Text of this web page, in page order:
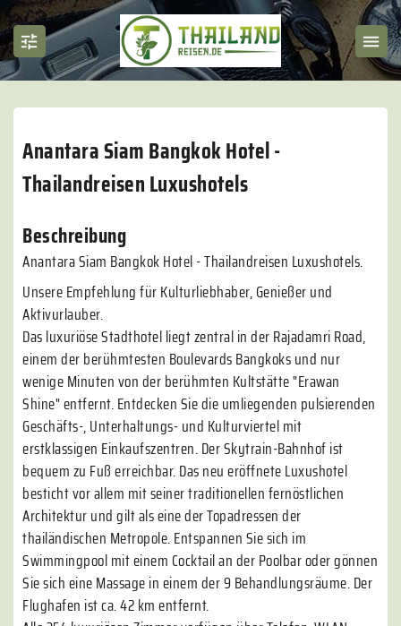
Anantara Siam Bangkok Hotel -
Thailandreisen Luxushotels
Beschreibung
Anantara Siam Bangkok Hotel - Thailandreisen Luxushotels.
Unsere Empfehlung für Kulturliebhaber, Genießer und
Aktivurlauber.
Das luxuriöse Stadthotel liegt zentral in der Rajadamri Road,
einem der berühmtesten Boulevards Bangkoks und nur
wenige Minuten von der berühmten Kultstätte "Erawan
Shine" entfernt. Entdecken Sie die umliegenden pulsierenden
Geschäfts-, Unterhaltungs- und Kulturviertel mit
erstklassigen Einkaufszentren. Der Skytrain-Bahnhof ist
bequem zu Fuß erreichbar. Das neu eröffnete Luxushotel
besticht vor allem mit seiner traditionellen fernöstlichen
Architektur und gilt als eine der Topadressen der
thailändischen Metropole. Entspannen Sie sich im
Swimmingpool mit einem Cocktail an der Poolbar oder gönnen
Sie sich eine Massage in einem der 9 Behandlungsräume. Der
Flughafen ist ca. 42 km entfernt.